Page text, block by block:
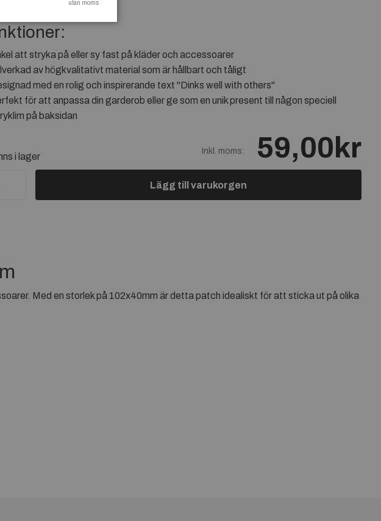
att stryka på eller sy fast på kläder och accessoarer
av högkvalitativt material som är hållbart och tåligt
med en rolig och inspirerande text "Dinks well with others"
för att anpassa din garderob eller ge som en unik present till någon speciell
på baksidan
i lager
Inkl. moms: 59,00kr
Lägg till varukorgen
Med en storlek på 102x40mm är detta patch idealiskt för att sticka ut på olika
utan moms